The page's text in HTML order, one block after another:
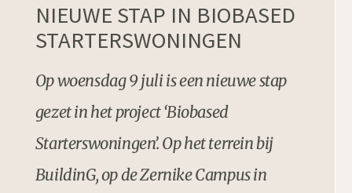
NIEUWE STAP IN BIOBASED
STARTERSWONINGEN
Op woensdag 9 juli is een nieuwe stap
gezet in het project ‘Biobased
Starterswoningen’. Op het terrein bij
BuildinG, op de Zernike Campus in